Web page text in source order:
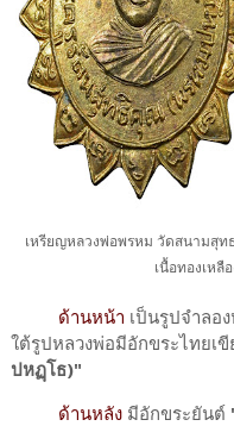
เหรียญหลวงพ่อพรหม วัดสนามสุท
เนื้อทองเห
ด้านหน้า เป็นรูปจำลอ
ใต้รูปหลวงพ่อมีอักขระไทยเขี
ปหฏฺโธ)"
ด้านหลัง มีอักขระยันต์